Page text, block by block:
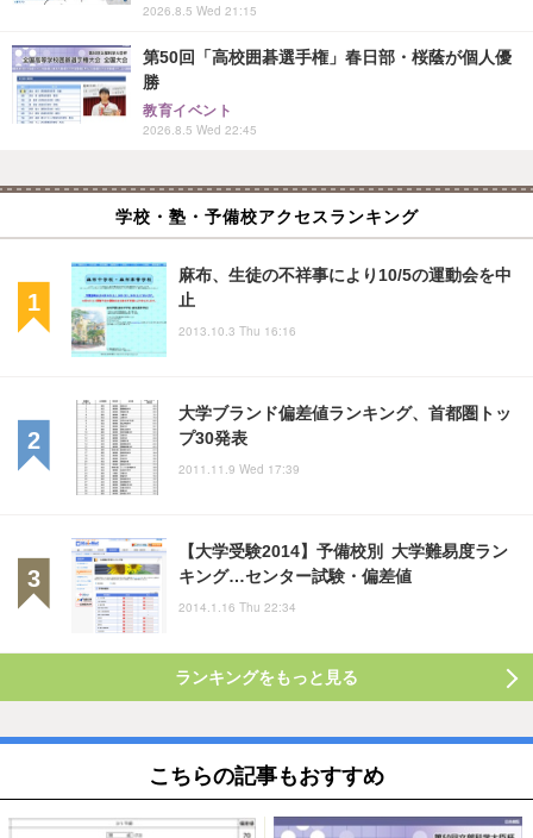
2026.8.5 Wed 21:15
第50回「高校囲碁選手権」春日部・桜蔭が個人優
勝
教育イベント
2026.8.5 Wed 22:45
学校・塾・予備校アクセスランキング
麻布、生徒の不祥事により10/5の運動会を中
止
2013.10.3 Thu 16:16
大学ブランド偏差値ランキング、首都圏トッ
プ30発表
2011.11.9 Wed 17:39
【大学受験2014】予備校別 大学難易度ラン
キング…センター試験・偏差値
2014.1.16 Thu 22:34
ランキングをもっと見る
こちらの記事もおすすめ